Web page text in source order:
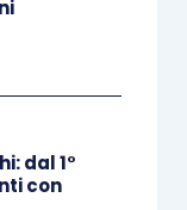
chiedono il
di
comune
dal 1°
con